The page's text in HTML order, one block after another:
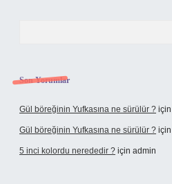
Son Yorumlar
Gül böreğinin Yufkasına ne sürülür ? için
Gül böreğinin Yufkasına ne sürülür ? için
5 inci kolordu nerededir ? için admin